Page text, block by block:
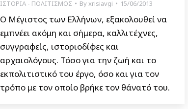
ΙΣΤΟΡΙΑ - ΠΟΛΙΤΙΣΜΟΣ Byxrisiavgi 15/06/2013
Ο Μέγιστος των Ελλήνων, εξακολουθεί να
εμπνέει ακόμη και σήμερα, καλλιτέχνες,
συγγραφείς, ιστοριοδίφες και
αρχαιολόγους. Τόσο για την ζωή και το
εκπολιτιστικό του έργο, όσο και για τον
τρόπο με τον οποίο βρήκε τον θάνατό του.